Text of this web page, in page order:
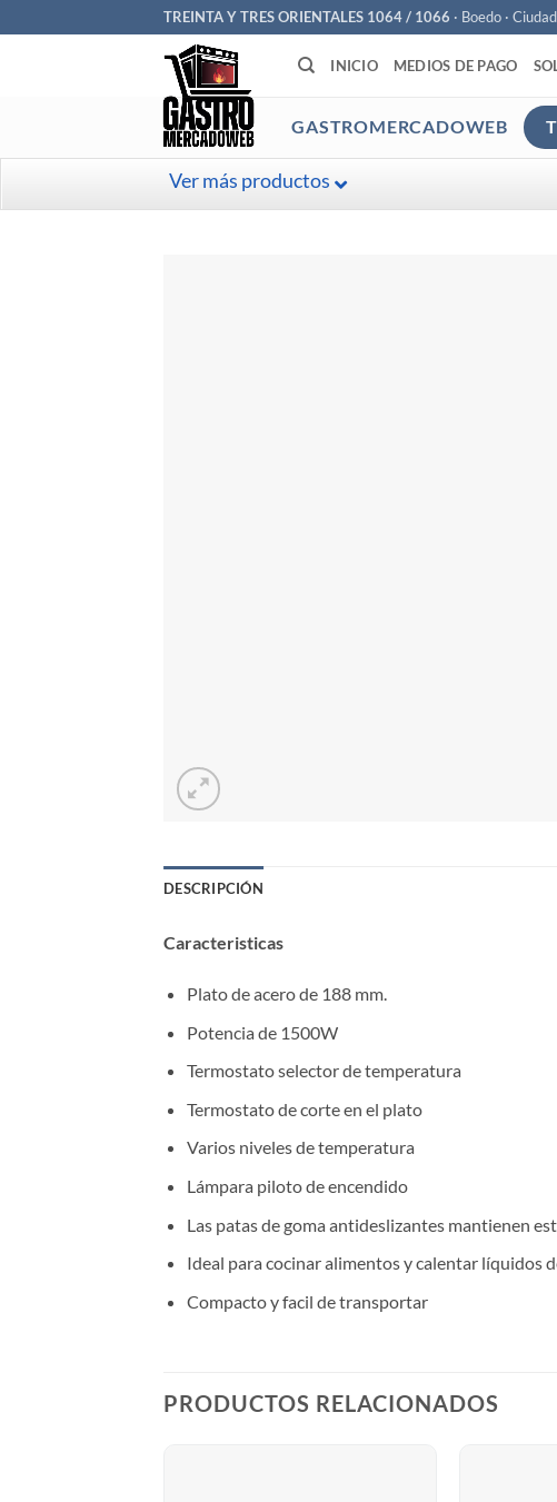
al
TREINTA Y TRES ORIENTALES 1064 / 1066 · Boedo ·
INICIO MEDIOS DE PAGO
GASTROMERCADOWEB
Ver más productos
DESCRIPCIÓN
Caracteristicas
Plato de acero de 188 mm.
Potencia de 1500W
Termostato selector de temperatura
Termostato de corte en el plato
Varios niveles de temperatura
Lámpara piloto de encendido
Las patas de goma antideslizantes mantienen
Ideal para cocinar alimentos y calentar líquidos
Compacto y facil de transportar
PRODUCTOS RELACIONADOS